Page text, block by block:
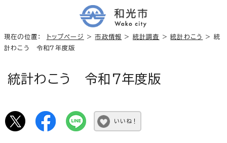
現在の位置： トップページ >市政情報 > 統計調査 >統計わこう
> 統
計わこう 令和7年度版
統計わこう 令和7年度版
いいね！